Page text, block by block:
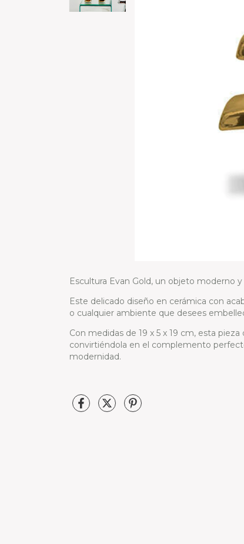
Escultura Evan Gold, un objeto moderno
Este delicado diseño en cerámica con
o cualquier ambiente que desees
Con medidas de 19 x 5 x 19 cm, esta
convirtiéndola en el complemento
modernidad.